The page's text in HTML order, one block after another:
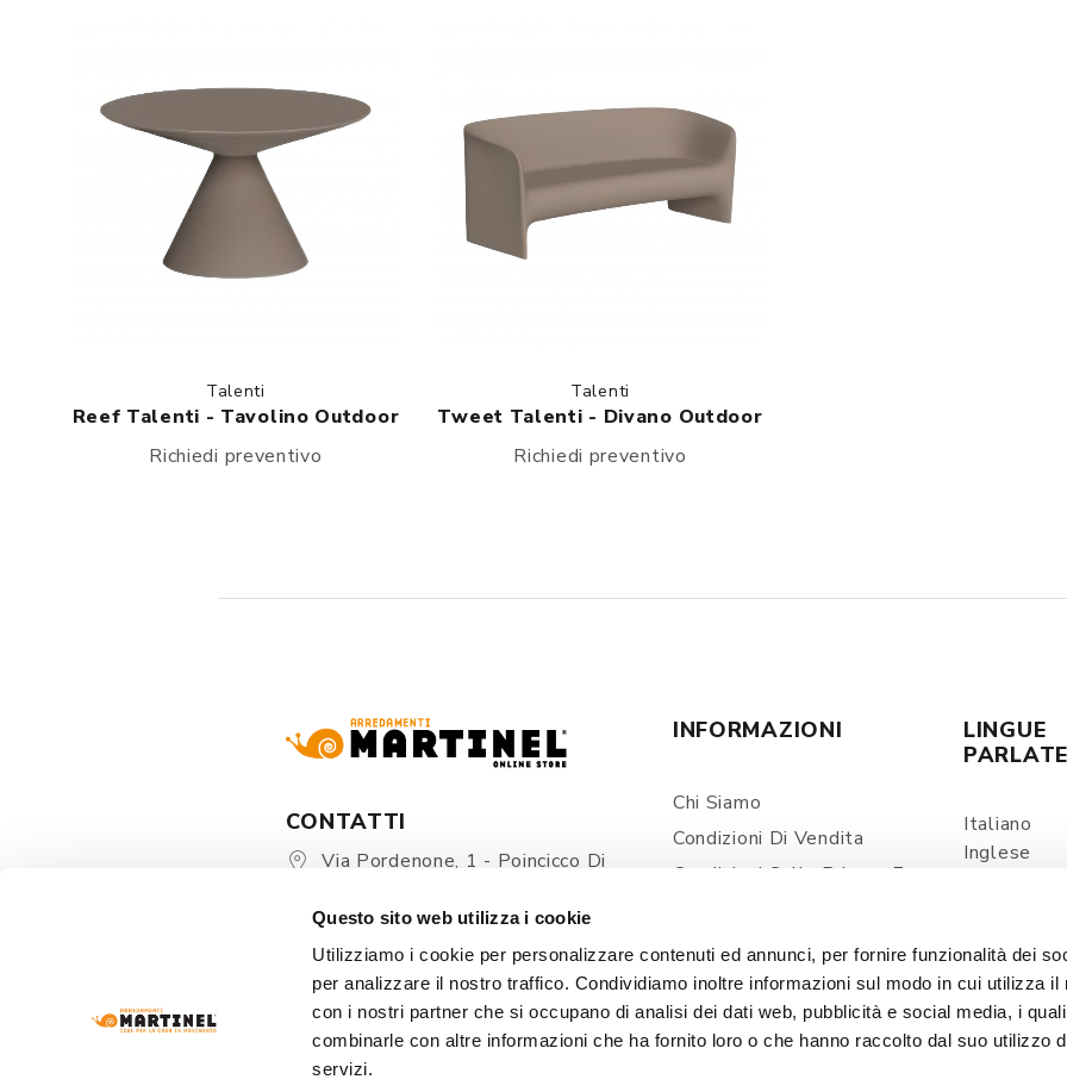
Questo sito web utilizza i cookie
Utilizziamo i cookie per personalizzare contenuti ed annunci, per fornire funzionalità dei
per analizzare il nostro traffico. Condividiamo inoltre informazioni sul modo in cui utilizza il
con i nostri partner che si occupano di analisi dei dati web, pubblicità e social media, i
combinarle con altre informazioni che ha fornito loro o che hanno raccolto dal suo utilizzo
servizi.
Talenti
Reef Talenti - Tavolino Outdoor
Richiedi preventivo
Talenti
Tweet Talenti - Divano Outdoor
Richiedi preventivo
CONTATTI
Via Pordenone, 1 - Poincicco Di
+39 0434 623137
+39 376/2399891
INFORMAZIONI
Chi Siamo
Condizioni Di Vendita
Condizioni Sulla Privacy E
Spedizioni E Consegne
Prezzi E Pagamenti
Contatti
LINGUE
PARLATE
Italiano
Inglese